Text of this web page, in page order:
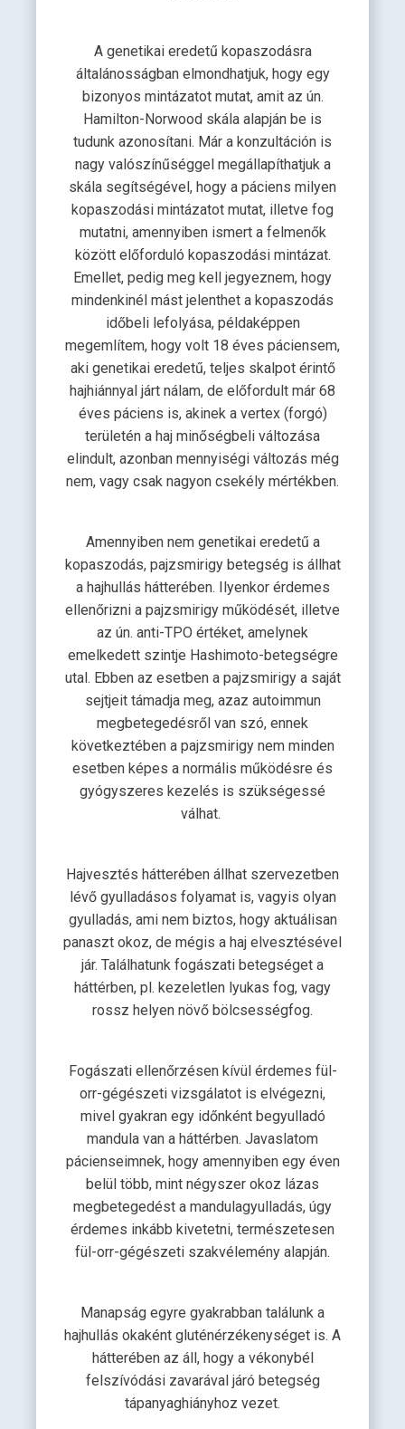
A genetikai eredetű kopaszodásra
általánosságban elmondhatjuk, hogy egy
bizonyos mintázatot mutat, amit az ún.
Hamilton-Norwood skála alapján be is
tudunk azonosítani. Már a konzultáción is
nagy valószínűséggel megállapíthatjuk a
skála segítségével, hogy a páciens milyen
kopaszodási mintázatot mutat, illetve fog
mutatni, amennyiben ismert a felmenők
között előforduló kopaszodási mintázat.
Emellet, pedig meg kell jegyeznem, hogy
mindenkinél mást jelenthet a kopaszodás
időbeli lefolyása, példaképpen
megemlítem, hogy volt 18 éves páciensem,
aki genetikai eredetű, teljes skalpot érintő
hajhiánnyal járt nálam, de előfordult már 68
éves páciens is, akinek a vertex (forgó)
területén a haj minőségbeli változása
elindult, azonban mennyiségi változás még
nem, vagy csak nagyon csekély mértékben.
Amennyiben nem genetikai eredetű a
kopaszodás, pajzsmirigy betegség is állhat
a hajhullás hátterében. Ilyenkor érdemes
ellenőrizni a pajzsmirigy működését, illetve
az ún. anti-TPO értéket, amelynek
emelkedett szintje Hashimoto-betegségre
utal. Ebben az esetben a pajzsmirigy a saját
sejtjeit támadja meg, azaz autoimmun
megbetegedésről van szó, ennek
következtében a pajzsmirigy nem minden
esetben képes a normális működésre és
gyógyszeres kezelés is szükségessé
válhat.
Hajvesztés hátterében állhat szervezetben
lévő gyulladásos folyamat is, vagyis olyan
gyulladás, ami nem biztos, hogy aktuálisan
panaszt okoz, de mégis a haj elvesztésével
jár. Találhatunk fogászati betegséget a
háttérben, pl. kezeletlen lyukas fog, vagy
rossz helyen növő bölcsességfog.
Fogászati ellenőrzésen kívül érdemes fül-
orr-gégészeti vizsgálatot is elvégezni,
mivel gyakran egy időnként begyulladó
mandula van a háttérben. Javaslatom
pácienseimnek, hogy amennyiben egy éven
belül több, mint négyszer okoz lázas
megbetegedést a mandulagyulladás, úgy
érdemes inkább kivetetni, természetesen
fül-orr-gégészeti szakvélemény alapján.
Manapság egyre gyakrabban találunk a
hajhullás okaként gluténérzékenységet is. A
hátterében az áll, hogy a vékonybél
felszívódási zavarával járó betegség
tápanyaghiányhoz vezet.